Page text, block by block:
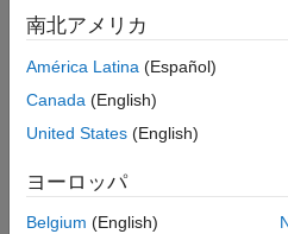
プロットの特性
プロット ツール
設計要件
参考
ィカルな調整法により補
整するために使用します。
解析プロットを使用してシス
表示します。これらのプロッ
設計を比較することもできます
性能の比較を参照してください
南北アメリカ
América Latina (Español)
Canada (English)
United States (English)
ヨーロッパ
Belgium (English)